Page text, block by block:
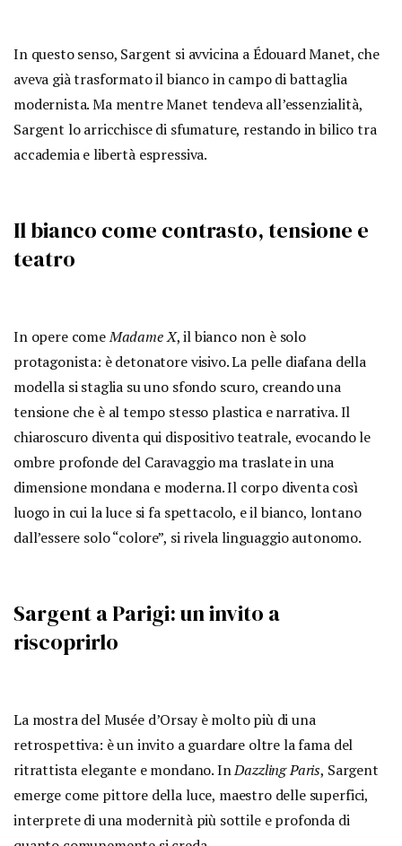
In questo senso, Sargent si avvicina a Édouard Manet, che
aveva già trasformato il bianco in campo di battaglia
modernista. Ma mentre Manet tendeva all’essenzialità,
Sargent lo arricchisce di sfumature, restando in bilico tra
accademia e libertà espressiva.
Il bianco come contrasto, tensione e
teatro
In opere comeMadame X, il bianco non è solo
protagonista: è detonatore visivo. La pelle diafana della
modella si staglia su uno sfondo scuro, creando una
tensione che è al tempo stesso plastica e narrativa. Il
chiaroscuro diventa qui dispositivo teatrale, evocando le
ombre profonde del Caravaggio ma traslate in una
dimensione mondana e moderna. Il corpo diventa così
luogo in cui la luce si fa spettacolo, e il bianco, lontano
dall’essere solo “colore”, si rivela linguaggio autonomo.
Sargent a Parigi: un invito a
riscoprirlo
La mostra del Musée d’Orsay è molto più di una
retrospettiva: è un invito a guardare oltre la fama del
ritrattista elegante e mondano. InDazzling Paris, Sargent
emerge come pittore della luce, maestro delle superfici,
interprete di una modernità più sottile e profonda di